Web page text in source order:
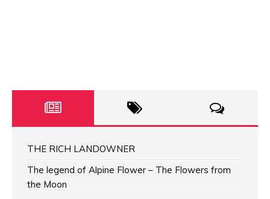
THE RICH LANDOWNER
The legend of Alpine Flower – The Flowers from
the Moon